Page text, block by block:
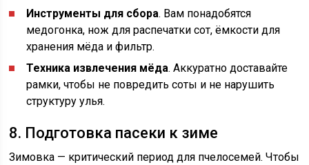
Инструменты для сбора. Вам понадобятся
медогонка, нож для распечатки сот, ёмкости для
хранения мёда и фильтр.
Техника извлечения мёда. Аккуратно доставайте
рамки, чтобы не повредить соты и не нарушить
структуру улья.
8. Подготовка пасеки к зиме
Зимовка — критический период для пчелосемей. Чтобы